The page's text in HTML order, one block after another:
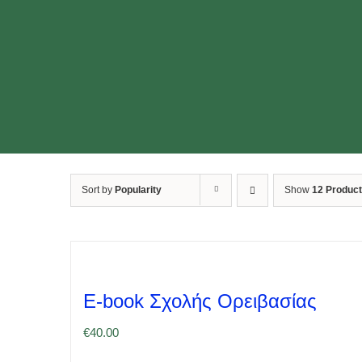
Sort by Popularity Show 12
E-book Σχολής Ορειβασίας
€40.00